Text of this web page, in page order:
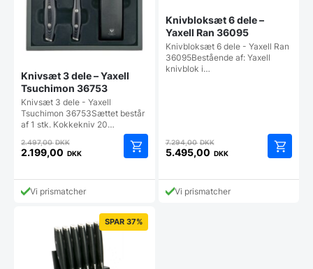
Knivsæt 3 dele – Yaxell
Tsuchimon 36753
Knivsæt 3 dele - Yaxell
Tsuchimon 36753Sættet består
af 1 stk. Kokkekniv 20…
2.497,00DKKDen
oprindelige
var:
2.497,00 DKK.
2.199,00 DKK
aktuelle
prisVi prismatcher
Knivbloksæt 6 dele –
Yaxell Ran 36095
Knivbloksæt 6 dele - Yaxell Ran
36095Bestående af: Yaxell
knivblok i…
7.294,00DKKDen
oprindelige
var:
7.294,00 DKK.
5.495,00 DKK
aktuelle
prisVi prismatcher
SPAR 37%